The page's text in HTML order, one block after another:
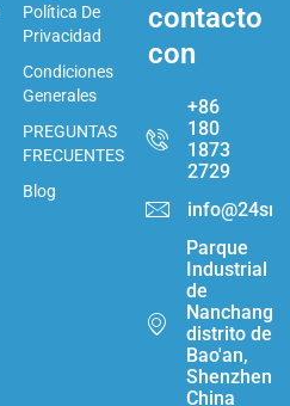
Política De
Privacidad
Condiciones
Generales
PREGUNTAS
FRECUENTES
Blog
contacto
con
+86
180
1873
2729
Parque
Industrial
de
Nanchang,
distrito de
Bao'an,
Shenzhen,
China